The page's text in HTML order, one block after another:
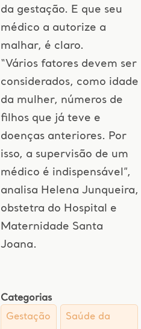
da gestação. E que seu
médico a autorize a
malhar, é claro.
“Vários fatores devem ser
considerados, como idade
da mulher, números de
filhos que já teve e
doenças anteriores. Por
isso, a supervisão de um
médico é indispensável”,
analisa Helena Junqueira,
obstetra do Hospital e
Maternidade Santa
Joana.
Categorias
Gestação
Saúde da